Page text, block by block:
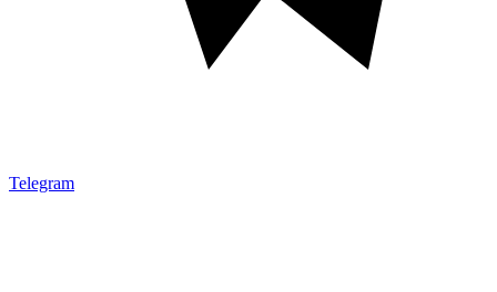
Telegram